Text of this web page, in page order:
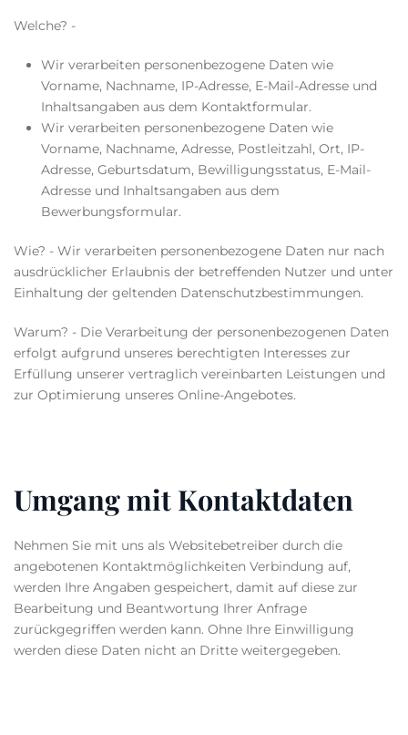
Welche? -
Wir verarbeiten personenbezogene Daten wie
Vorname, Nachname, IP-Adresse, E-Mail-Adresse und
Inhaltsangaben aus dem Kontaktformular.
Wir verarbeiten personenbezogene Daten wie
Vorname, Nachname, Adresse, Postleitzahl, Ort, IP-
Adresse, Geburtsdatum, Bewilligungsstatus, E-Mail-
Adresse und Inhaltsangaben aus dem
Bewerbungsformular.
Wie? - Wir verarbeiten personenbezogene Daten nur nach
ausdrücklicher Erlaubnis der betreffenden Nutzer und unter
Einhaltung der geltenden Datenschutzbestimmungen.
Warum? - Die Verarbeitung der personenbezogenen Daten
erfolgt aufgrund unseres berechtigten Interesses zur
Erfüllung unserer vertraglich vereinbarten Leistungen und
zur Optimierung unseres Online-Angebotes.
Umgang mit Kontaktdaten
Nehmen Sie mit uns als Websitebetreiber durch die
angebotenen Kontaktmöglichkeiten Verbindung auf,
werden Ihre Angaben gespeichert, damit auf diese zur
Bearbeitung und Beantwortung Ihrer Anfrage
zurückgegriffen werden kann. Ohne Ihre Einwilligung
werden diese Daten nicht an Dritte weitergegeben.